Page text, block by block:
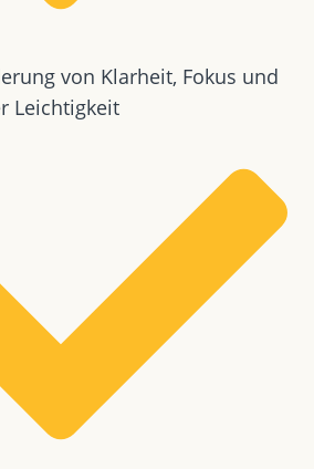
von Klarheit, Fokus und
Leichtigkeit